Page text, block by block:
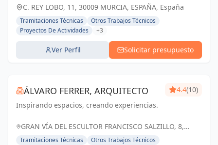
Murcia.
C. REY LOBO, 11, 30009 MURCIA, ESPAÑA, España
Tramitaciones Técnicas
Otros Trabajos Técnicos
Proyectos De Actividades
+3
Ver Perfil Solicitar presupuesto
ÁLVARO FERRER, ARQUITECTO
Inspirando espacios, creando experiencias.
4.4(10)
GRAN VÍA DEL ESCULTOR FRANCISCO SALZILLO, 8,
MURCIA, ESPAÑA, España
Tramitaciones Técnicas
Otros Trabajos Técnicos